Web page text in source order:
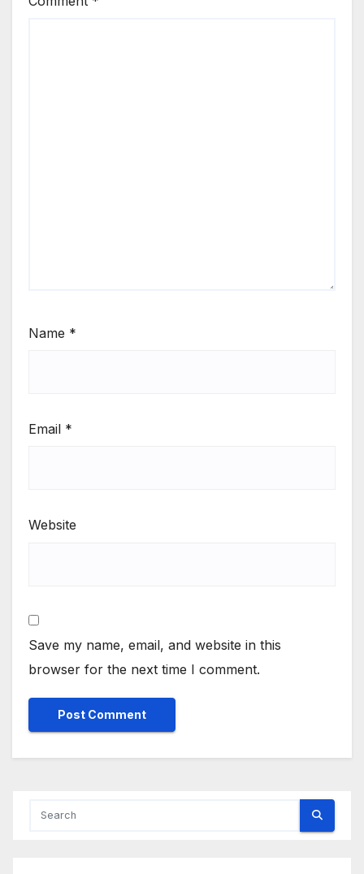
Name *
Email *
Website
Save my name, email, and website in this
browser for the next time I comment.